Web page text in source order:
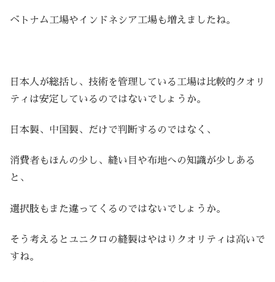
ベトナム工場やインドネシア工場も増えましたね。
日本人が総括し、技術を管理している工場は比較的クオリ
ティは安定しているのではないでしょうか。
日本製、中国製、だけで判断するのではなく、
消費者もほんの少し、縫い目や布地への知識が少しある
と、
選択肢もまた違ってくるのではないでしょうか。
そう考えるとユニクロの縫製はやはりクオリティは高いで
すね。